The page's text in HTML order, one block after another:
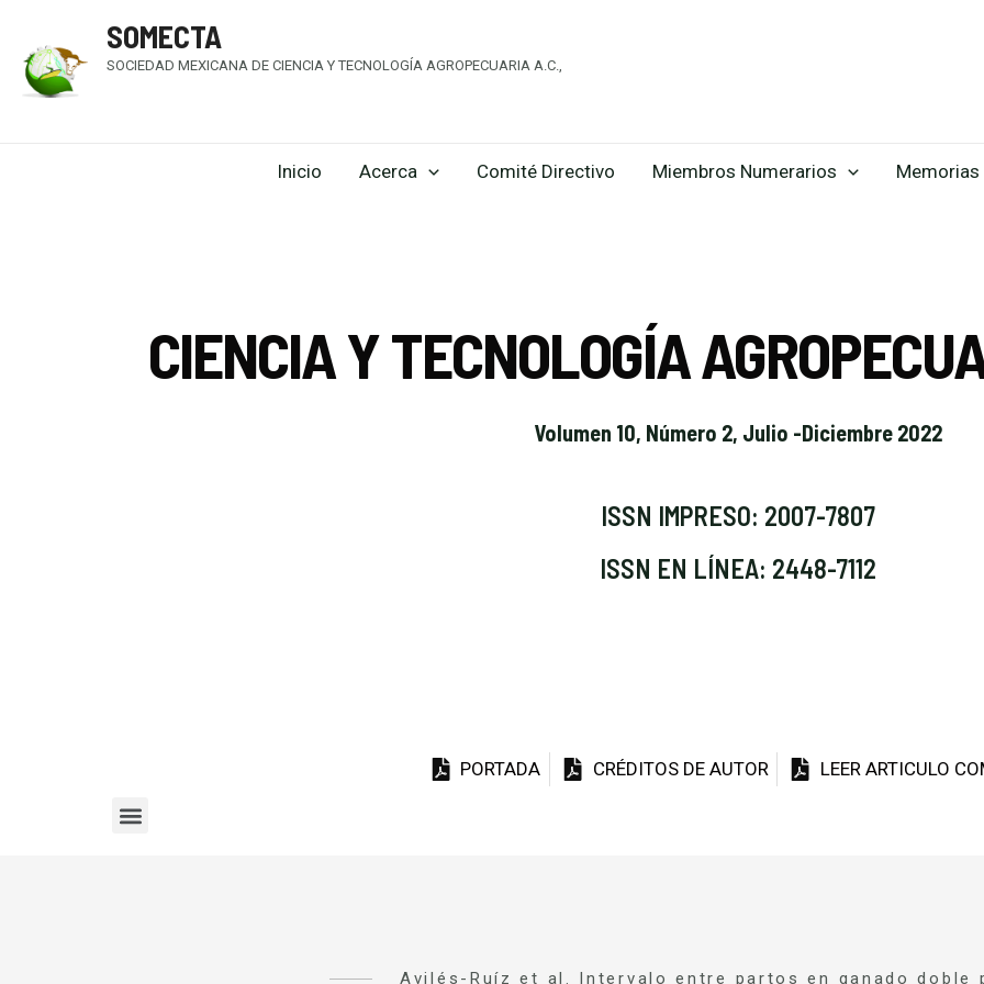
SOMECTA
SOCIEDAD MEXICANA DE CIENCIA Y TECNOLOGÍA AGROPECUARIA A.C.,
Inicio Acerca Comité Directivo Miembros Numerarios Memorias
CIENCIA Y TECNOLOGÍA
Volumen 10, Número 2, Julio -Diciembre 2022
ISSN IMPRESO: 2007-7807
ISSN EN LÍNEA: 2448-7112
PORTADA CRÉDITOS DE AUTOR LEER ARTICULO
Avilés-Ruíz et al. Intervalo entre partos en ganado doble